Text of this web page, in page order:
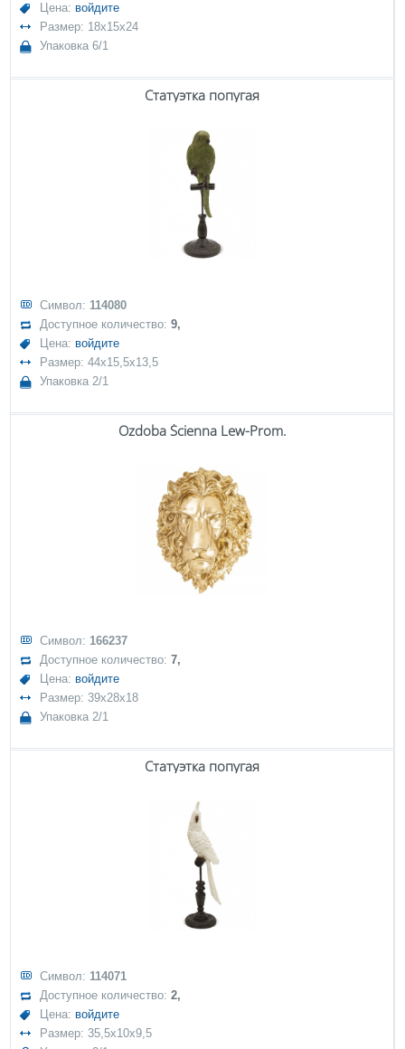
Цена: войдите
Размер: 18x15x24
Упаковка 6/1
Статуэтка попугая
Символ: 114080
Доступное количество:9,
Цена: войдите
Размер: 44x15,5x13,5
Упаковка 2/1
Ozdoba Ścienna Lew-Prom.
Символ: 166237
Доступное количество:7,
Цена: войдите
Размер: 39x28x18
Упаковка 2/1
Статуэтка попугая
Символ: 114071
Доступное количество:2,
Цена: войдите
Размер: 35,5x10x9,5